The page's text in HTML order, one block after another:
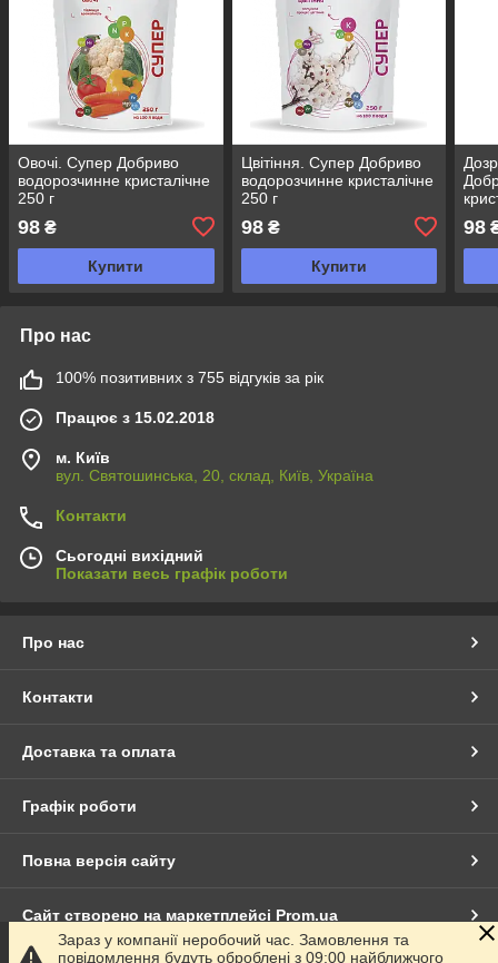
Овочі. Супер Добриво
водорозчинне кристалічне
250 г
98 ₴
Купити
Цвітіння. Супер Добриво
водорозчинне кристалічне
250 г
98₴
Купити
98
Про нас
100% позитивних з 755 відгуків за рік
Працює з 15.02.2018
м. Київ
вул. Святошинська, 20, склад, Київ, Україна
Контакти
Сьогодні вихідний
Показати весь графік роботи
Про нас
Контакти
Доставка та оплата
Графік роботи
Повна версія сайту
Сайт створено на маркетплейсі Prom.ua
Зараз у компанії неробочий час. Замовлення та
повідомлення будуть оброблені з 09:00 найближчого